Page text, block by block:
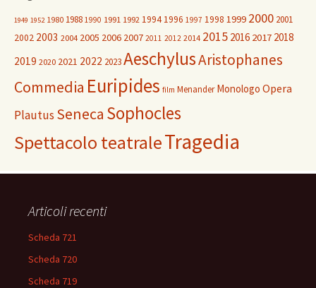
1949 1952 1980 1988 1990 1991 1992 19941996 1997 1998 1999 2000 2001
2002 2003 2004 2005 2006 2007 2011 2012 2014 2015 2016 2017 2018
2019 2020 2021 2022 2023AeschylusAristophanes
Commedia Euripides film Menander Monologo Opera
PlautusSeneca Sophocles
Spettacolo teatraleTragedia
Articoli recenti
Scheda 721
Scheda 720
Scheda 719